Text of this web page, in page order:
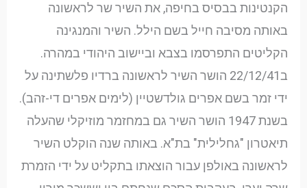
הקנטינות בבסיס בחיפה, את השיר שר לראשונה
באותה מסיבה חייל בשם הילל. השיר והמנגינה
הקליטים התפרסמו בצבא וביישוב היהודי במהרה.
ב22/12/41 הושר השיר לראשונה ברדיו פלשתינה על
ידי זמר בשם אפרים גולדשטיין (לימים אפרים די-זהב).
בשנת 1947 הושר השיר גם במחזמר מוזיקלי שהעלה
תיאטרון "גחלילית" בת"א. באותה שנה הוקלט השיר
לראשונה באולפן עבור הוצאתו בתקליט על ידי הזמרת